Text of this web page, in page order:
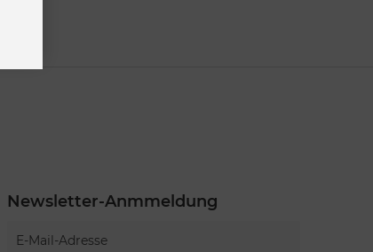
Newsletter-Anmmeldung